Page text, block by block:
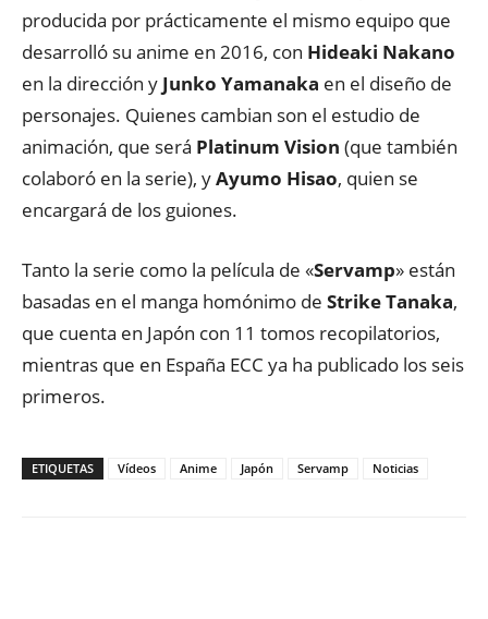
producida por prácticamente el mismo equipo que
desarrolló su anime en 2016, con Hideaki Nakano
en la dirección y Junko Yamanaka en el diseño de
personajes. Quienes cambian son el estudio de
animación, que será Platinum Vision (que también
colaboró en la serie), yAyumo Hisao, quien se
encargará de los guiones.
Tanto la serie como la película de «Servamp» están
basadas en el manga homónimo de Strike Tanaka,
que cuenta en Japón con 11 tomos recopilatorios,
mientras que en España ECC ya ha publicado los seis
primeros.
ETIQUETAS Vídeos Anime Japón Servamp Noticias